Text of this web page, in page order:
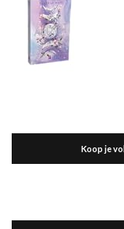
Koop je